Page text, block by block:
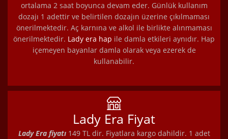
ortalama 2 saat boyunca devam eder. Günlük kullanım
dozajı 1 adettir ve belirtilen dozajın üzerine çıkılmaması
önerilmektedir. Aç karnına ve alkol ile birlikte alınmaması
önerilmektedir. Lady era hap ile damla etkileri aynıdır. Hap
içemeyen bayanlar damla olarak veya ezerek de
kullanabilir.
Lady Era Fiyat
Lady Era fiyatı149 TL dir. Fiyatlara kargo dahildir. 1 adet